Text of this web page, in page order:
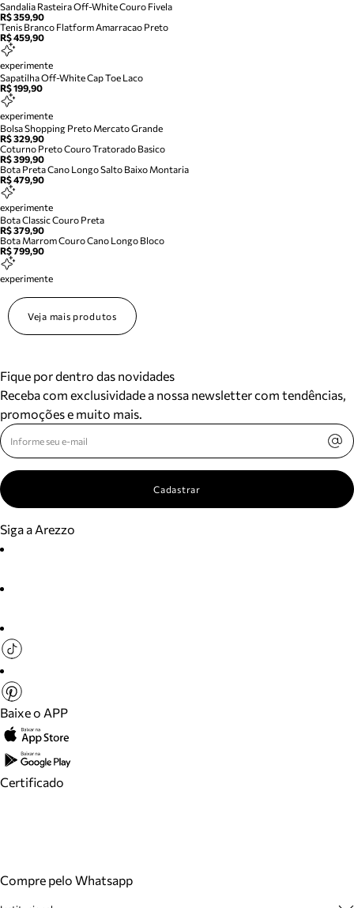
Sandalia Rasteira Off-White Couro Fivela
R$ 359,90
Tenis Branco Flatform Amarracao Preto
R$ 459,90
experimente
Sapatilha Off-White Cap Toe Laco
R$ 199,90
experimente
Bolsa Shopping Preto Mercato Grande
R$ 329,90
Coturno Preto Couro Tratorado Basico
R$ 399,90
Bota Preta Cano Longo Salto Baixo Montaria
R$ 479,90
experimente
Bota Classic Couro Preta
R$ 379,90
Bota Marrom Couro Cano Longo Bloco
R$ 799,90
experimente
Veja mais produtos
Fique por dentro das novidades
Receba com exclusividade a nossa newsletter com tendências,
promoções e muito mais.
Cadastrar
Siga a Arezzo
Baixe o APP
Certificado
Compre pelo Whatsapp